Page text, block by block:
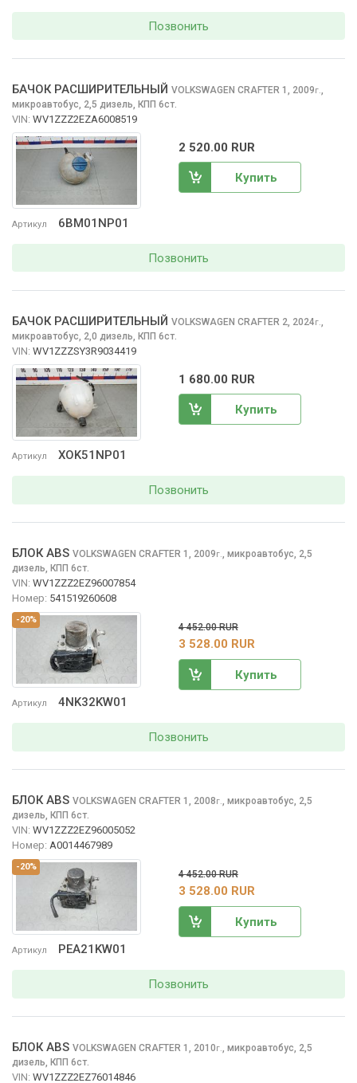
Позвонить
Артикул 6BM01NP01
БАЧОК РАСШИРИТЕЛЬНЫЙ VOLKSWAGEN CRAFTER 1, 2009г.,
микроавтобус, 2,5 дизель, КПП 6ст.
VIN: WV1ZZZ2EZA6008519
2 520.00 RUR
Купить
Позвонить
Артикул XOK51NP01
БАЧОК РАСШИРИТЕЛЬНЫЙ VOLKSWAGEN CRAFTER 2, 2024г.,
микроавтобус, 2,0 дизель, КПП 6ст.
VIN: WV1ZZZSY3R9034419
1 680.00 RUR
Купить
Позвонить
-20%
Артикул 4NK32KW01
БЛОК ABS VOLKSWAGEN CRAFTER 1, 2009г., микроавтобус, 2,5
дизель, КПП 6ст.
VIN: WV1ZZZ2EZ96007854
Номер: 541519260608
4 452.00 RUR
3 528.00 RUR
Купить
Позвонить
-20%
Артикул PEA21KW01
БЛОК ABS VOLKSWAGEN CRAFTER 1, 2008г., микроавтобус, 2,5
дизель, КПП 6ст.
VIN: WV1ZZZ2EZ96005052
Номер: A0014467989
4 452.00 RUR
3 528.00 RUR
Купить
Позвонить
БЛОК ABS VOLKSWAGEN CRAFTER 1, 2010г., микроавтобус, 2,5
дизель, КПП 6ст.
VIN: WV1ZZZ2EZ76014846